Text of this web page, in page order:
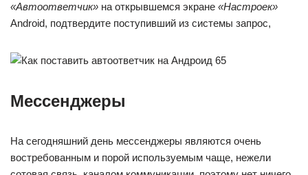
«Автоответчик» на открывшемся экране «Настроек»
Android, подтвердите поступивший из системы запрос,
Мессенджеры
На сегодняшний день мессенджеры являются очень
востребованным и порой используемым чаще, нежели